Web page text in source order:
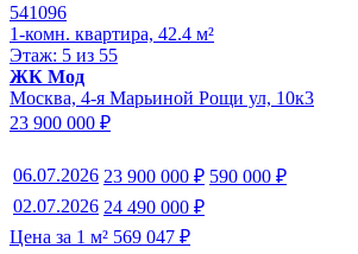
541096
1-комн. квартира, 42.4 м²
Этаж: 5 из 55
ЖК Мод
Москва, 4-я Марьиной Рощи ул, 10к3
23 900 000 ₽
06.07.2026 23 900 000 ₽ 590 000 ₽
02.07.2026 24 490 000 ₽
Цена за 1 м² 569 047 ₽